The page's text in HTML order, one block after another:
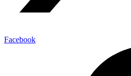
Facebook